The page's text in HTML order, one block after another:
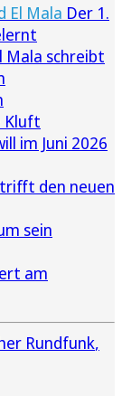
El Mala Der 1.
Mala schreibt
Kluft
im Juni 2026
den neuen
sein
am
Rundfunk